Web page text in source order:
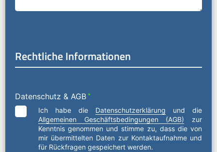
Rechtliche Informationen
Datenschutz & AGB *
Ich habe die Datenschutzerklärung und die
Allgemeinen Geschäftsbedingungen (AGB) zur
Kenntnis genommen und stimme zu, dass die von
mir übermittelten Daten zur Kontaktaufnahme und
für Rückfragen gespeichert werden.